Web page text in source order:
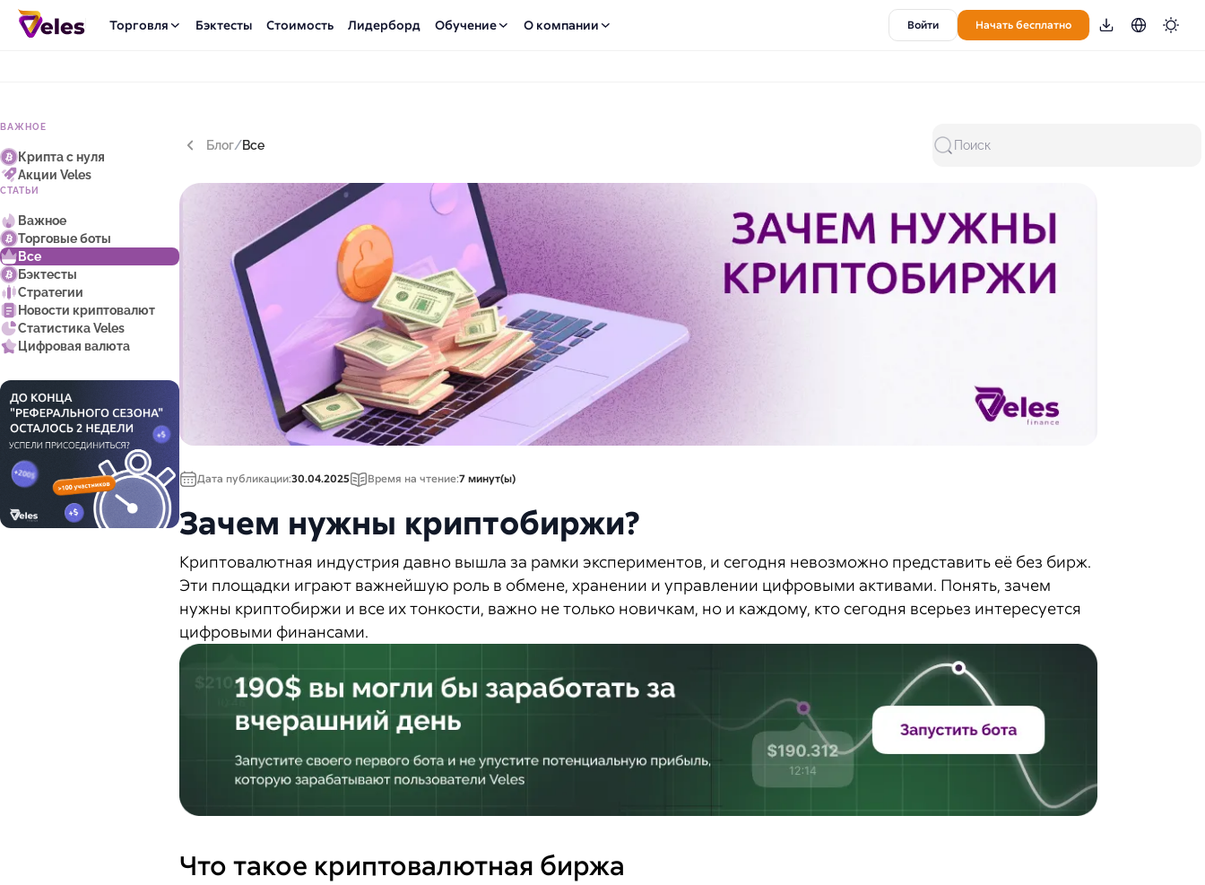
Торговля Бэктесты Стоимость Лидерборд Обучение О компании Войти Начать бесплатно
ВАЖНОЕ
Крипта с нуля
Акции Veles
СТАТЬИ
Важное
Торговые боты
Все
Бэктесты
Стратегии
Новости криптовалют
Статистика Veles
Цифровая валюта
Блог/Все Поиск
Дата публикации:30.04.2025 Время на чтение:7 минут(ы)
Зачем нужны криптобиржи?
Криптовалютная индустрия давно вышла за рамки экспериментов, и сегодня невозможно представить её без бирж.
Эти площадки играют важнейшую роль в обмене, хранении и управлении цифровыми активами. Понять, зачем
нужны криптобиржи и все их тонкости, важно не только новичкам, но и каждому, кто сегодня всерьез интересуется
цифровыми финансами.
Что такое криптовалютная биржа